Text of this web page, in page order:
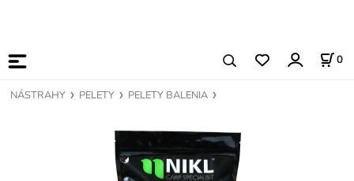
0
NÁSTRAHY PELETY PELETY BALENIA